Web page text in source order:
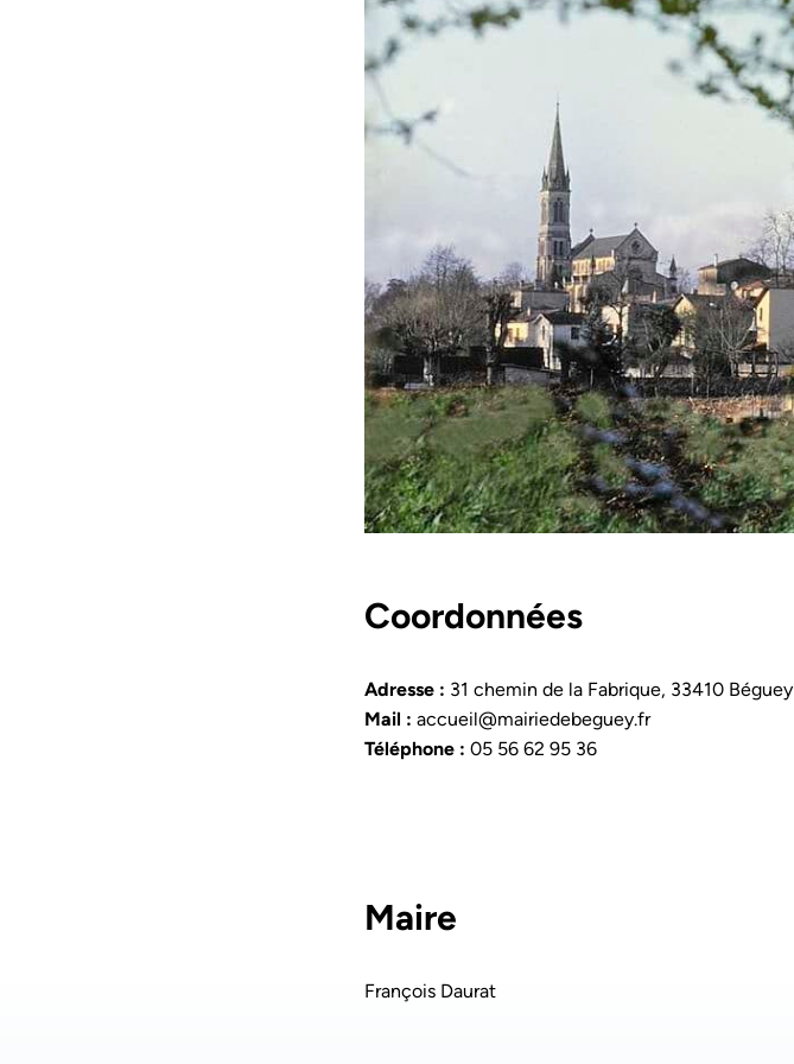
Coordonnées
Adresse : 31 chemin de la Fabrique, 33410 Béguey
Mail : accueil@mairiedebeguey.fr
Téléphone : 05 56 62 95 36
Maire
François Daurat